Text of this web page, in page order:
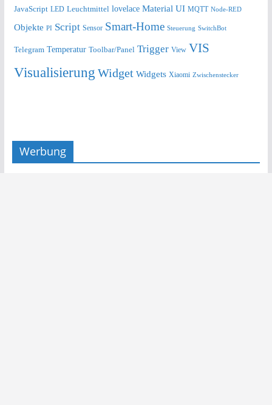
JavaScript LED Leuchtmittel lovelace Material UI MQTT Node-RED
Objekte PI Script Sensor Smart-Home Steuerung SwitchBot
Telegram Temperatur Toolbar/Panel Trigger View VIS
Visualisierung Widget Widgets Xiaomi Zwischenstecker
Werbung